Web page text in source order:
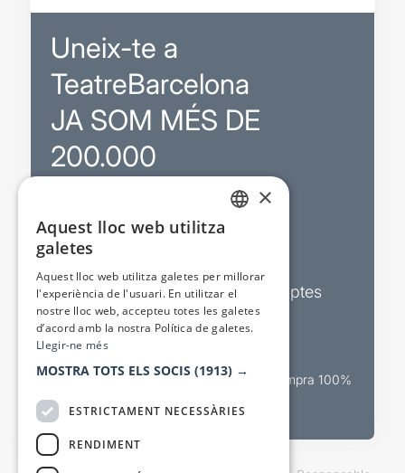
Uneix-te a
TeatreBarcelona
JA SOM MÉS DE
200.000
Sortejos exclusius
Butlletins d’actualitat i descomptes
Valora espectacles
Canal oficial de venda teatral Compra 100%
×
Aquest lloc web utilitza
galetes
Aquest lloc web utilitza galetes per millorar
l'experiència de l'usuari. En utilitzar el
nostre lloc web, accepteu totes les galetes
d’acord amb la nostra Política de galetes.
Llegir-ne més
MOSTRA TOTS ELS SOCIS (1913) →
ESTRICTAMENT NECESSÀRIES
RENDIMENT